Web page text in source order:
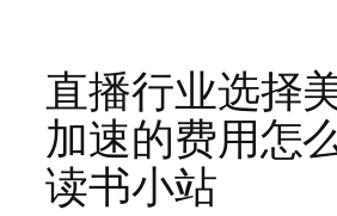
直播行业选择
加速的费用怎
读书小站